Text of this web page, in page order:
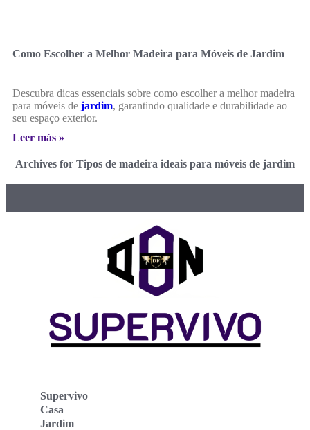
Como Escolher a Melhor Madeira para Móveis de Jardim
Descubra dicas essenciais sobre como escolher a melhor madeira
para móveis de jardim, garantindo qualidade e durabilidade ao
seu espaço exterior.
Leer más »
Archives for Tipos de madeira ideais para móveis de jardim
Supervivo
Casa
Jardim